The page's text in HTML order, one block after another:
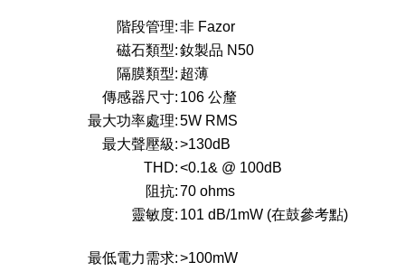
階段管理:非 Fazor
磁石類型:釹製品 N50
隔膜類型: 超薄
傳感器尺寸: 106 公釐
最大功率處理:5W RMS
最大聲壓級:>130dB
THD:<0.1& @ 100dB
阻抗:70 ohms
靈敏度: 101 dB/1mW (在鼓參考點)
最低電力需求:>100mW